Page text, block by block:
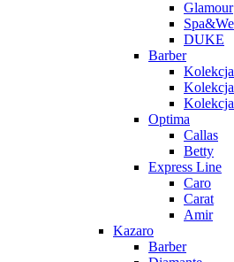
Glamour
DUKE
Barber
Optima
Callas
Betty
Express Line
Caro
Carat
Amir
Kazaro
Barber